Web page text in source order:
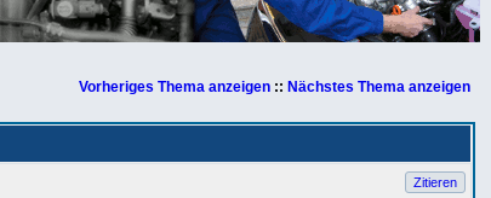
Vorheriges Thema anzeigen :: Nächstes Thema anzeigen
Zitieren